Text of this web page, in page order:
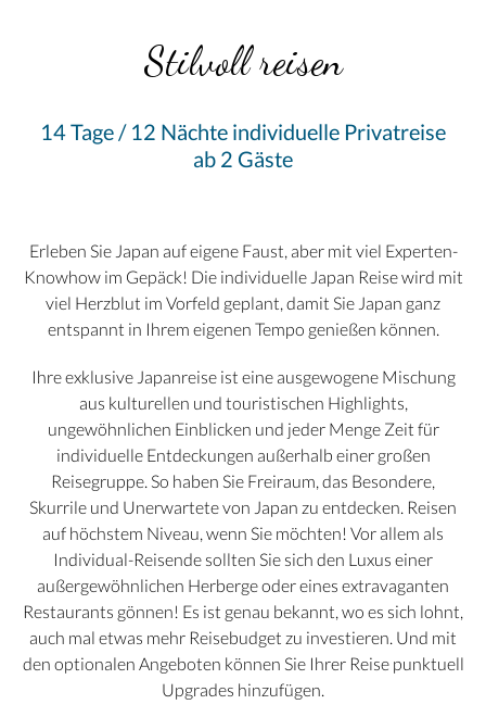
Stilvoll reisen
14 Tage / 12 Nächte individuelle Privatreise
ab 2 Gäste
Erleben Sie Japan auf eigene Faust, aber mit viel Experten-
Knowhow im Gepäck! Die individuelle Japan Reise wird mit
viel Herzblut im Vorfeld geplant, damit Sie Japan ganz
entspannt in Ihrem eigenen Tempo genießen können.
Ihre exklusive Japanreise ist eine ausgewogene Mischung
aus kulturellen und touristischen Highlights,
ungewöhnlichen Einblicken und jeder Menge Zeit für
individuelle Entdeckungen außerhalb einer großen
Reisegruppe. So haben Sie Freiraum, das Besondere,
Skurrile und Unerwartete von Japan zu entdecken. Reisen
auf höchstem Niveau, wenn Sie möchten! Vor allem als
Individual-Reisende sollten Sie sich den Luxus einer
außergewöhnlichen Herberge oder eines extravaganten
Restaurants gönnen! Es ist genau bekannt, wo es sich lohnt,
auch mal etwas mehr Reisebudget zu investieren. Und mit
den optionalen Angeboten können Sie Ihrer Reise punktuell
Upgrades hinzufügen.